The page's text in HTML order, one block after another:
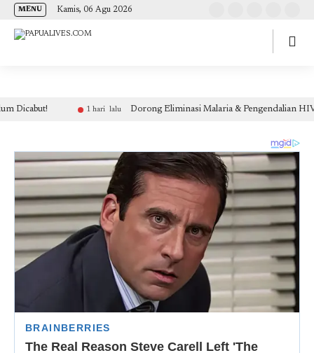
(self.SWG_BASIC = self.SWG_BASIC || []).push( basicSubscriptions => {
basicSubscriptions.init({ type: "NewsArticle", isPartOfType: ["Product"], isPartOfProductId:
MENU Kamis, 06 Agu 2026
1 hari lalu Dorong Eliminasi Malaria & Pengendalian HIV-TB,